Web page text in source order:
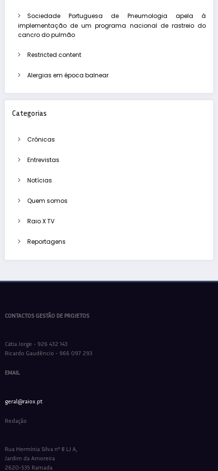
Sociedade Portuguesa de Pneumologia apela à
implementação de um programa nacional de rastreio do
cancro do pulmão
Restricted content
Alergias em época balnear
Categorias
Crónicas
Entrevistas
Notícias
Quem somos
Raio X TV
Reportagens
CONTACTOS GESTÃO DE PROJETOS
Cátia Jorge - 926 432 143
Ricardo Gaudêncio - 966 097 293
EMAIL
geral@raiox.pt
Redação
Rua Hermínia Silva nº 8 LJ A,
Jardim da Amoreira
2620-535 Ramada